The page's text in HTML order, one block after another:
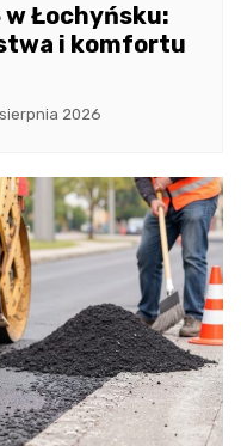
w Łochyńsku:
i komfortu
2026